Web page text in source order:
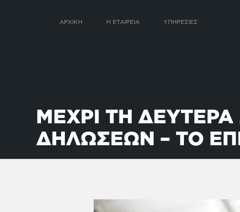
ΑΡΧΙΚΗ Η ΕΤΑΙΡΕΙΑ ΥΠΗΡΕΣΙΕΣ
ΜΕΧΡΙ ΤΗ ΔΕΥΤΕΡΑ
ΔΗΛΩΣΕΩΝ – ΤΟ